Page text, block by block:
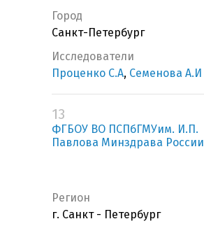
Город
Санкт-Петербург
Исследователи
Проценко С.А, Семенова А.И
13
ФГБОУ ВО ПСПбГМУим. И.П.
Павлова Минздрава России
Регион
г. Санкт - Петербург